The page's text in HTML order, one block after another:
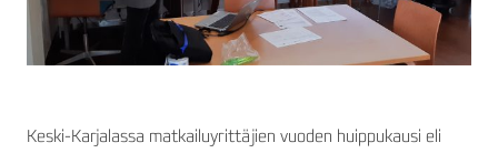
Keski-Karjalassa matkailuyrittäjien vuoden huippukausi eli